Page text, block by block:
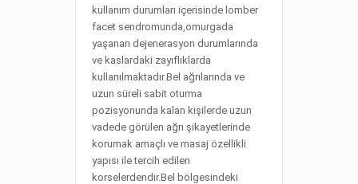
kullanım durumları içerisinde lomber
facet sendromunda,omurgada
yaşanan dejenerasyon durumlarında
ve kaslardaki zayıflıklarda
kullanılmaktadır.Bel ağrılarında ve
uzun süreli sabit oturma
pozisyonunda kalan kişilerde uzun
vadede görülen ağrı şikayetlerinde
korumak amaçlı ve masaj özellikli
yapısı ile tercih edilen
korselerdendir.Bel bölgesindeki